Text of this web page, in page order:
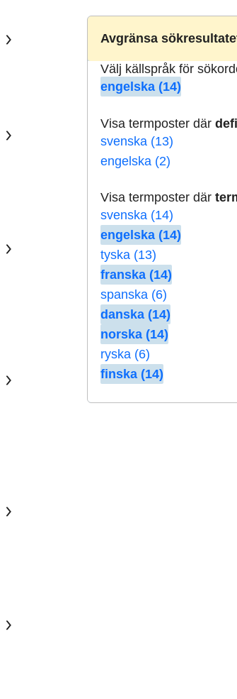
Avgränsa
Välj källspråk för
engelska (14)
Visa termposter där
svenska (13)
engelska (2)
Visa termposter där
svenska (14)
engelska (14)
tyska (13)
franska (14)
spanska (6)
danska (14)
norska (14)
ryska (6)
finska (14)